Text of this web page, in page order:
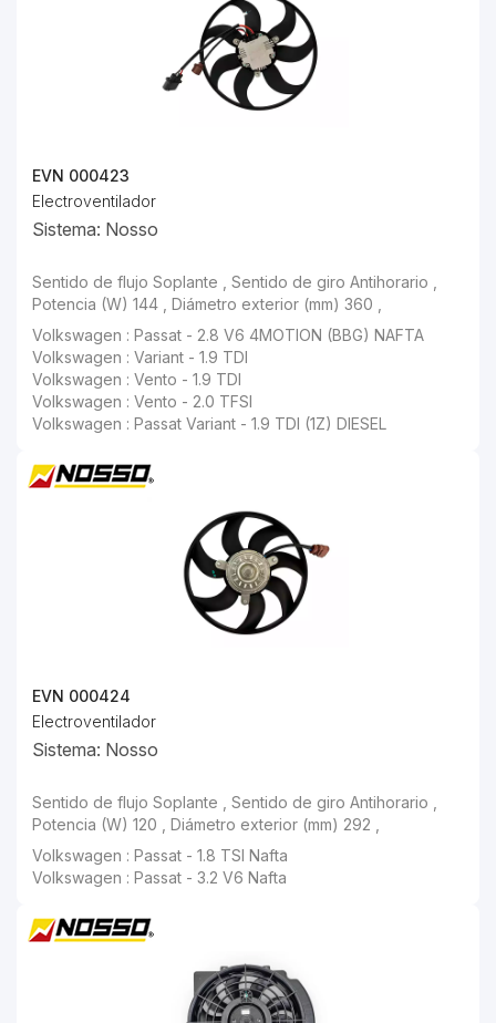
EVN 000423
Electroventilador
Sistema: Nosso
Volkswagen : Variant - 1.9 TDI
Volkswagen : Vento - 1.9 TDI
Volkswagen : Vento - 2.0 TFSI
Volkswagen : Passat Variant - 1.9 TDI (1Z) DIESEL
EVN 000424
Electroventilador
Sistema: Nosso
Sentido de flujo Soplante , Sentido de giro Antihorario , Potencia (W) 120 , Diámetro exterior (mm) 292 ,
Volkswagen : Passat - 1.8 TSI Nafta
Volkswagen : Passat - 3.2 V6 Nafta